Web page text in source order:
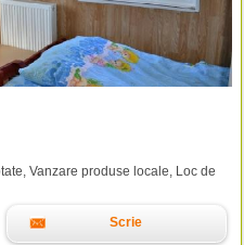
Vanzare produse locale, Loc de
Scrie